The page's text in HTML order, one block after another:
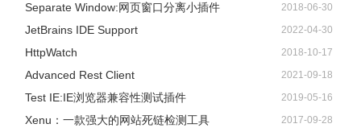
Separate Window:网页窗口分离小插件 2018-06-30
JetBrains IDE Support 2022-04-30
HttpWatch 2018-10-17
Advanced Rest Client 2021-09-18
Test IE:IE浏览器兼容性测试插件 2019-05-16
Xenu：一款强大的网站死链检测工具 2017-09-28